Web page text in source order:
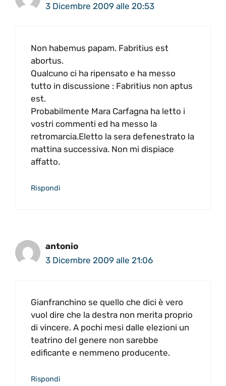
3 Dicembre 2009 alle 20:53
Non habemus papam. Fabritius est
abortus.
Qualcuno ci ha ripensato e ha messo
tutto in discussione : Fabritius non aptus
est.
Probabilmente Mara Carfagna ha letto i
vostri commenti ed ha messo la
retromarcia.Eletto la sera defenestrato la
mattina successiva. Non mi dispiace
affatto.
Rispondi
antonio
3 Dicembre 2009 alle 21:06
Gianfranchino se quello che dici è vero
vuol dire che la destra non merita proprio
di vincere. A pochi mesi dalle elezioni un
teatrino del genere non sarebbe
edificante e nemmeno producente.
Rispondi